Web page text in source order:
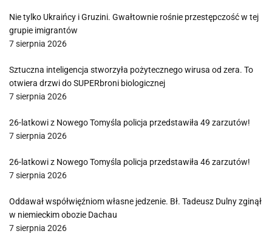
Nie tylko Ukraińcy i Gruzini. Gwałtownie rośnie przestępczość w tej
grupie imigrantów
7 sierpnia 2026
Sztuczna inteligencja stworzyła pożytecznego wirusa od zera. To
otwiera drzwi do SUPERbroni biologicznej
7 sierpnia 2026
26-latkowi z Nowego Tomyśla policja przedstawiła 49 zarzutów!
7 sierpnia 2026
26-latkowi z Nowego Tomyśla policja przedstawiła 46 zarzutów!
7 sierpnia 2026
Oddawał współwięźniom własne jedzenie. Bł. Tadeusz Dulny zginął
w niemieckim obozie Dachau
7 sierpnia 2026